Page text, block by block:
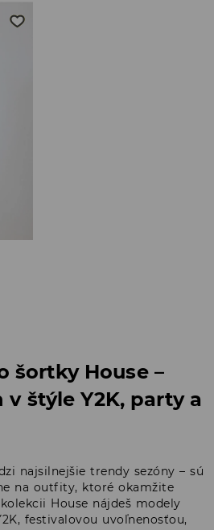
šortky House –
štýle Y2K, party a
najsilnejšie trendy sezóny – sú
na outfity, ktoré okamžite
House nájdeš modely
festivalovou uvoľnenosťou,